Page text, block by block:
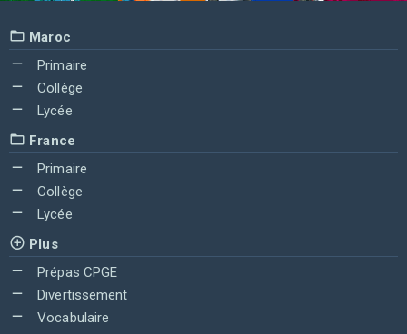
Maroc
Primaire
Collège
Lycée
France
Primaire
Collège
Lycée
Plus
Prépas CPGE
Divertissement
Vocabulaire